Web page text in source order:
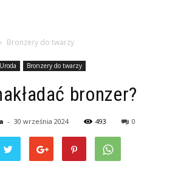
Bronzery do twarzy
Uroda Bronzery do twarzy
bronzer?
- 30 września 2024 493 0